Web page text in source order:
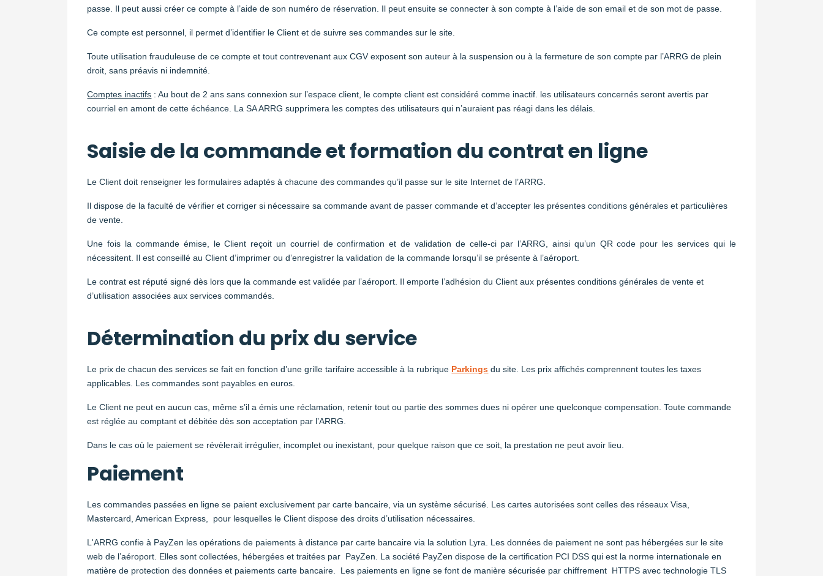
passe. Il peut aussi créer ce compte à l’aide de son numéro de réservation. Il peut ensuite se connecter à son compte à l’aide de son email et de son mot de passe.
Ce compte est personnel, il permet d’identifier le Client et de suivre ses commandes sur le site.
Toute utilisation frauduleuse de ce compte et tout contrevenant aux CGV exposent son auteur à la suspension ou à la fermeture de son compte par l’ARRG de plein
droit, sans préavis ni indemnité.
Comptes inactifs : Au bout de 2 ans sans connexion sur l’espace client, le compte client est considéré comme inactif. les utilisateurs concernés seront avertis par
courriel en amont de cette échéance. La SA ARRG supprimera les comptes des utilisateurs qui n’auraient pas réagi dans les délais.
Saisie de la commande et formation du contrat en ligne
Le Client doit renseigner les formulaires adaptés à chacune des commandes qu’il passe sur le site Internet de l’ARRG.
Il dispose de la faculté de vérifier et corriger si nécessaire sa commande avant de passer commande et d’accepter les présentes conditions générales et particulières
de vente.
Une fois la commande émise, le Client reçoit un courriel de confirmation et de validation de celle-ci par l’ARRG, ainsi qu’un QR code pour les services qui le
nécessitent. Il est conseillé au Client d’imprimer ou d’enregistrer la validation de la commande lorsqu’il se présente à l’aéroport.
Le contrat est réputé signé dès lors que la commande est validée par l’aéroport. Il emporte l’adhésion du Client aux présentes conditions générales de vente et
d’utilisation associées aux services commandés.
Détermination du prix du service
Le prix de chacun des services se fait en fonction d’une grille tarifaire accessible à la rubrique Parkings du site. Les prix affichés comprennent toutes les taxes
applicables. Les commandes sont payables en euros.
Le Client ne peut en aucun cas, même s’il a émis une réclamation, retenir tout ou partie des sommes dues ni opérer une quelconque compensation. Toute commande
est réglée au comptant et débitée dès son acceptation par l’ARRG.
Dans le cas où le paiement se révèlerait irrégulier, incomplet ou inexistant, pour quelque raison que ce soit, la prestation ne peut avoir lieu.
Paiement
Les commandes passées en ligne se paient exclusivement par carte bancaire, via un système sécurisé. Les cartes autorisées sont celles des réseaux Visa,
Mastercard, American Express, pour lesquelles le Client dispose des droits d’utilisation nécessaires.
L'ARRG confie à PayZen les opérations de paiements à distance par carte bancaire via la solution Lyra. Les données de paiement ne sont pas hébergées sur le site
web de l’aéroport. Elles sont collectées, hébergées et traitées par PayZen. La société PayZen dispose de la certification PCI DSS qui est la norme internationale en
matière de protection des données et paiements carte bancaire. Les paiements en ligne se font de manière sécurisée par chiffrement HTTPS avec technologie TLS